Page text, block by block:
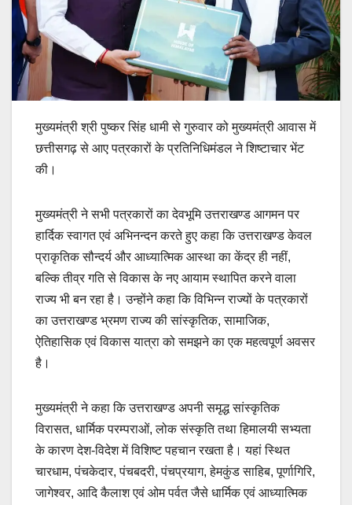
मुख्यमंत्री श्री पुष्कर सिंह धामी से गुरुवार को मुख्यमंत्री आवास में
छत्तीसगढ़ से आए पत्रकारों के प्रतिनिधिमंडल ने शिष्टाचार भेंट
की।
मुख्यमंत्री ने सभी पत्रकारों का देवभूमि उत्तराखण्ड आगमन पर
हार्दिक स्वागत एवं अभिनन्दन करते हुए कहा कि उत्तराखण्ड केवल
प्राकृतिक सौन्दर्य और आध्यात्मिक आस्था का केंद्र ही नहीं,
बल्कि तीव्र गति से विकास के नए आयाम स्थापित करने वाला
राज्य भी बन रहा है। उन्होंने कहा कि विभिन्न राज्यों के पत्रकारों
का उत्तराखण्ड भ्रमण राज्य की सांस्कृतिक, सामाजिक,
ऐतिहासिक एवं विकास यात्रा को समझने का एक महत्वपूर्ण अवसर
है।
मुख्यमंत्री ने कहा कि उत्तराखण्ड अपनी समृद्ध सांस्कृतिक
विरासत, धार्मिक परम्पराओं, लोक संस्कृति तथा हिमालयी सभ्यता
के कारण देश-विदेश में विशिष्ट पहचान रखता है। यहां स्थित
चारधाम, पंचकेदार, पंचबदरी, पंचप्रयाग, हेमकुंड साहिब, पूर्णागिरि,
जागेश्वर, आदि कैलाश एवं ओम पर्वत जैसे धार्मिक एवं आध्यात्मिक